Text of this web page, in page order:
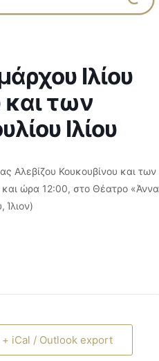
Ιλίου
και των
Ιλίου
Αλεβίζου Κουκουβίνου και των
και ώρα 12:00, στο Θέατρο «Άννα
+ iCal / Outlook export